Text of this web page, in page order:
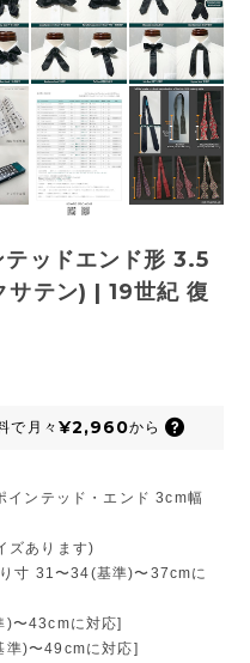
ッドエンド形 3.5
サテン) | 19世紀 復
で 月々 ¥2,960から
インテッド・エンド 3cm幅
ズあります)
寸 31〜34(基準)〜37cmに
)〜43cmに対応]
準)〜49cmに対応]